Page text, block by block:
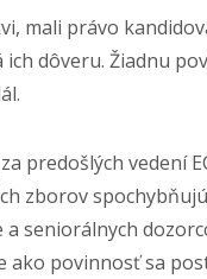
mali právo
dôveru. Žiadnu
predošlých vedení
zborov
seniorálnych
ako povinnosť sa